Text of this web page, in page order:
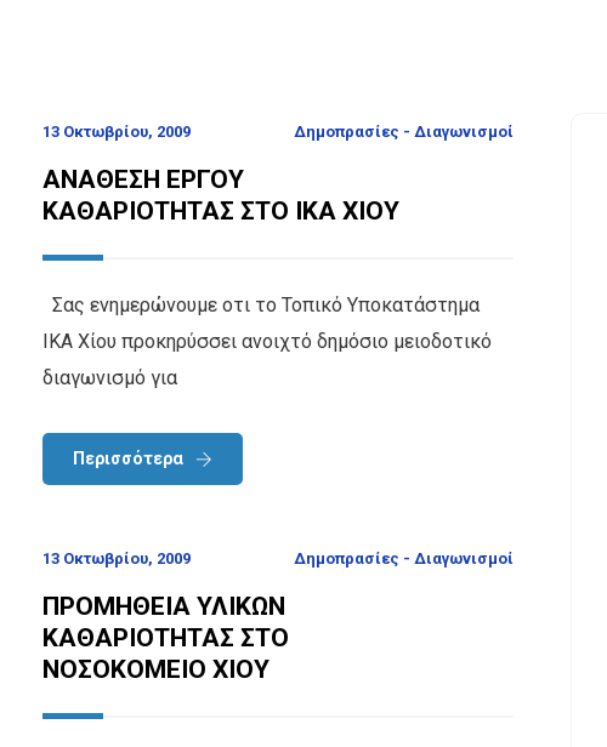
13 Οκτωβρίου, 2009 Δημοπρασίες - Διαγωνισμοί
ΑΝΑΘΕΣΗ ΕΡΓΟΥ
ΚΑΘΑΡΙΟΤΗΤΑΣ ΣΤΟ ΙΚΑ ΧΙΟΥ
Σας ενημερώνουμε οτι το Τοπικό Υποκατάστημα
ΙΚΑ Χίου προκηρύσσει ανοιχτό δημόσιο μειοδοτικό
διαγωνισμό για
Περισσότερα
13 Οκτωβρίου, 2009 Δημοπρασίες - Διαγωνισμοί
ΠΡΟΜΗΘΕΙΑ ΥΛΙΚΩΝ
ΚΑΘΑΡΙΟΤΗΤΑΣ ΣΤΟ
ΝΟΣΟΚΟΜΕΙΟ ΧΙΟΥ